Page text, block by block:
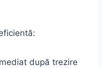
după trezire